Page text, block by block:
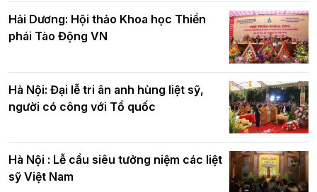
Hải Dương: Hội thảo Khoa học Thiền
phái Tào Động VN
Hà Nội: Đại lễ tri ân anh hùng liệt sỹ,
người có công với Tổ quốc
Hà Nội : Lễ cầu siêu tưởng niệm các liệt
sỹ Việt Nam